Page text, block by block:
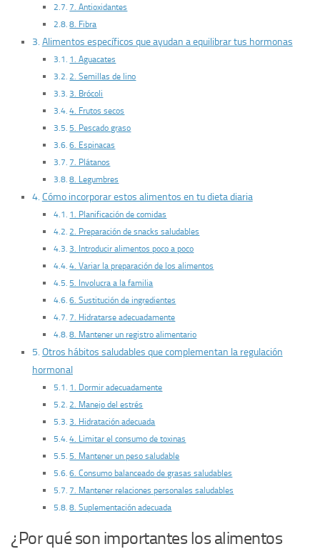
7. Antioxidantes
8. Fibra
Alimentos específicos que ayudan a equilibrar tus hormonas
1. Aguacates
2. Semillas de lino
3. Brócoli
4. Frutos secos
5. Pescado graso
6. Espinacas
7. Plátanos
8. Legumbres
Cómo incorporar estos alimentos en tu dieta diaria
1. Planificación de comidas
2. Preparación de snacks saludables
3. Introducir alimentos poco a poco
4. Variar la preparación de los alimentos
5. Involucra a la familia
6. Sustitución de ingredientes
7. Hidratarse adecuadamente
8. Mantener un registro alimentario
Otros hábitos saludables que complementan la regulación
hormonal
1. Dormir adecuadamente
2. Manejo del estrés
3. Hidratación adecuada
4. Limitar el consumo de toxinas
5. Mantener un peso saludable
6. Consumo balanceado de grasas saludables
7. Mantener relaciones personales saludables
8. Suplementación adecuada
¿Por qué son importantes los alimentos